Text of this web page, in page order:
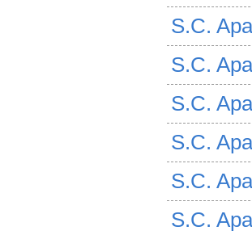
S.C.
S.C.
S.C.
S.C.
S.C.
S.C.